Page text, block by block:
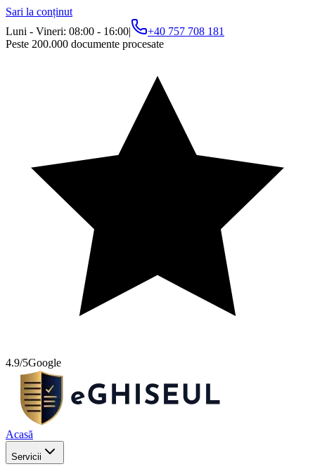
Sari la conținut
Luni - Vineri: 08:00 - 16:00|
+40 757 708 181
Peste 200.000 documente procesate
4.9/5Google
Acasă
Servicii